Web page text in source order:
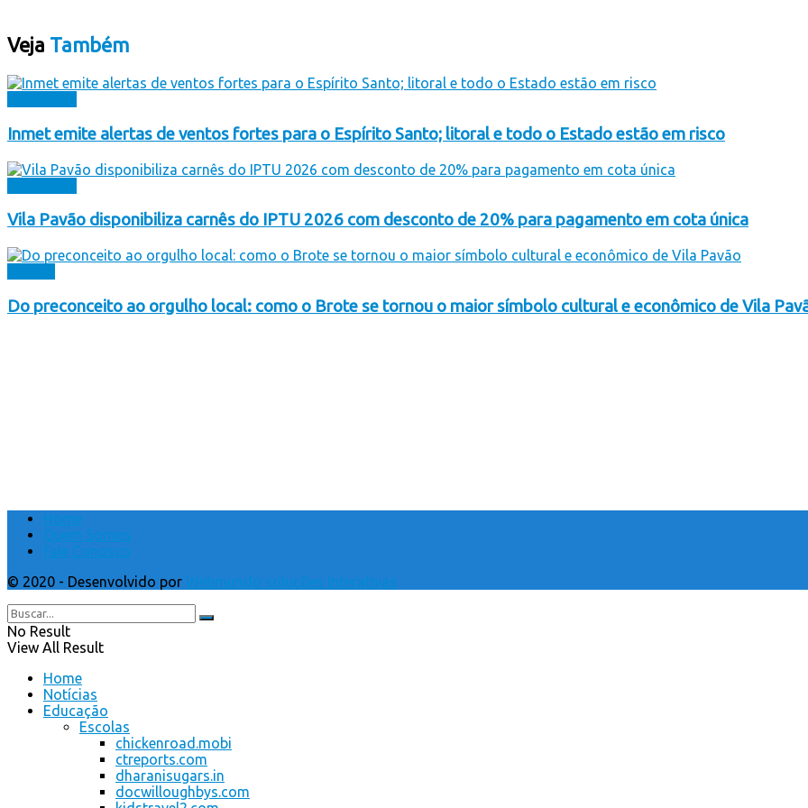
Veja Também
Inmet emite alertas de ventos fortes para o Espírito Santo; litoral e todo o Estado estão em risco
Vila Pavão disponibiliza carnês do IPTU 2026 com desconto de 20% para pagamento em cota única
Do preconceito ao orgulho local: como o Brote se tornou o maior símbolo cultural e econômico de Vila
Home
Quem Somos
Fale Conosco
© 2020 - Desenvolvido por Webmundo soluções Interativas
No Result
View All Result
Home
Notícias
Educação
Escolas
chickenroad.mobi
ctreports.com
dharanisugars.in
docwilloughbys.com